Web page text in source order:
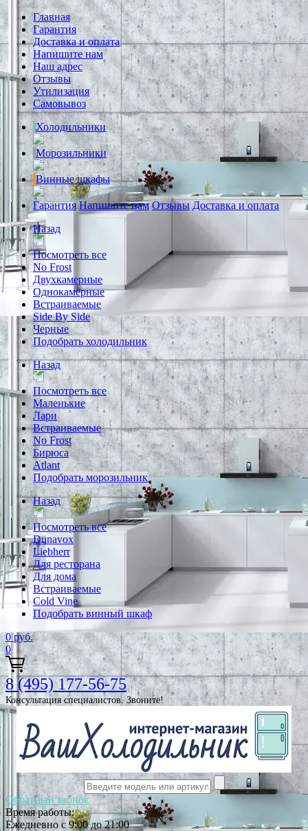
Главная
Гарантия
Доставка и оплата
Напишите нам
Наш адрес
Отзывы
Утилизация
Самовывоз
Холодильники
Морозильники
Винные шкафы
Гарантия Напишите нам Отзывы Доставка и оплата
Назад
Посмотреть все
No Frost
Двухкамерные
Однокамерные
Встраиваемые
Side By Side
Черные
Подобрать холодильник
Назад
Посмотреть все
Маленькие
Лари
Встраиваемые
No Frost
Бирюса
Atlant
Подобрать морозильник
Назад
Посмотреть все
Dunavox
Liebherr
Для ресторана
Для дома
Встраиваемые
Cold Vine
Подобрать винный шкаф
0 руб.
0
8 (495) 177-56-75
Консультация специалистов. Звоните!
Обратный звонок
Время работы:
Ежедневно с 9:00 до 21:00